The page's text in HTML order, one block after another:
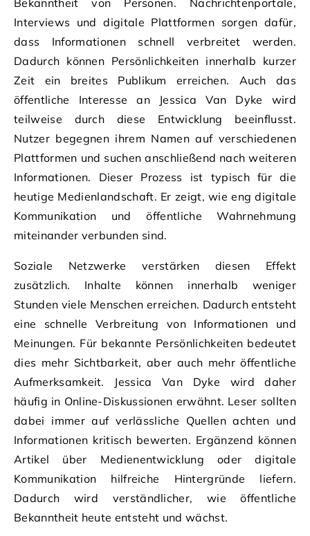
Interviews und digitale Plattformen sorgen dafür,
dass Informationen schnell verbreitet werden.
Dadurch können Persönlichkeiten innerhalb kurzer
Zeit ein breites Publikum erreichen. Auch das
öffentliche Interesse an Jessica Van Dyke wird
teilweise durch diese Entwicklung beeinflusst.
Nutzer begegnen ihrem Namen auf verschiedenen
Plattformen und suchen anschließend nach weiteren
Informationen. Dieser Prozess ist typisch für die
heutige Medienlandschaft. Er zeigt, wie eng digitale
Kommunikation und öffentliche Wahrnehmung
miteinander verbunden sind.
Soziale Netzwerke verstärken diesen Effekt
zusätzlich. Inhalte können innerhalb weniger
Stunden viele Menschen erreichen. Dadurch entsteht
eine schnelle Verbreitung von Informationen und
Meinungen. Für bekannte Persönlichkeiten bedeutet
dies mehr Sichtbarkeit, aber auch mehr öffentliche
Aufmerksamkeit. Jessica Van Dyke wird daher
häufig in Online-Diskussionen erwähnt. Leser sollten
dabei immer auf verlässliche Quellen achten und
Informationen kritisch bewerten. Ergänzend können
Artikel über Medienentwicklung oder digitale
Kommunikation hilfreiche Hintergründe liefern.
Dadurch wird verständlicher, wie öffentliche
Bekanntheit heute entsteht und wächst.